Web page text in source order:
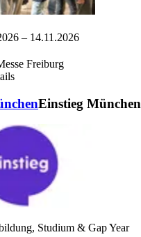
– 14.11.2026
Freiburg
Einstieg München
Studium & Gap Year